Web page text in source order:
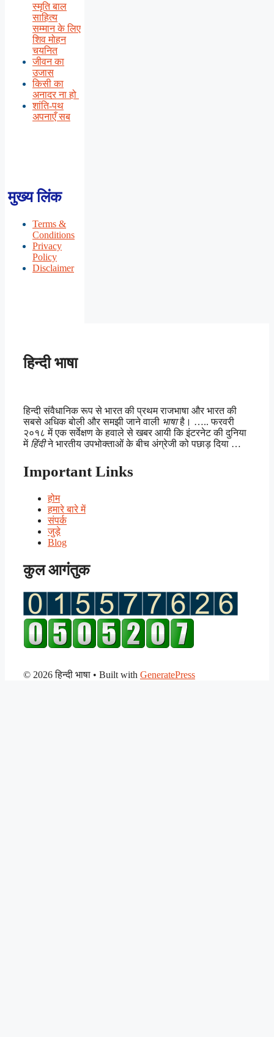
स्मृति बाल
साहित्य
सम्मान के लिए
शिव मोहन
चयनित
जीवन का
उजास
किसी का
अनादर ना हो
शांति-पथ
अपनाएँ सब
मुख्य लिंक
Terms &
Conditions
Privacy
Policy
Disclaimer
हिन्दी भाषा
हिन्दी संवैधानिक रूप से भारत की प्रथम राजभाषा और भारत की
सबसे अधिक बोली और समझी जाने वाली भाषाहै। ….. फरवरी
२०१८ में एक सर्वेक्षण के हवाले से खबर आयी कि इंटरनेट की दुनिया
में हिंदीने भारतीय उपभोक्ताओं के बीच अंग्रेजी को पछाड़ दिया …
Important Links
होम
हमारे बारे में
संपर्क
जुड़े
Blog
कुल आगंतुक
© 2026 हिन्दी भाषा • Built with GeneratePress